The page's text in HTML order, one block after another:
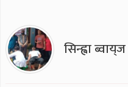
सिन्ह्वा